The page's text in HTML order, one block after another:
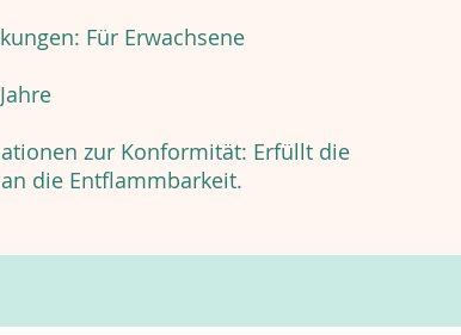
Für Erwachsene
zur Konformität: Erfüllt die
die Entflammbarkeit.